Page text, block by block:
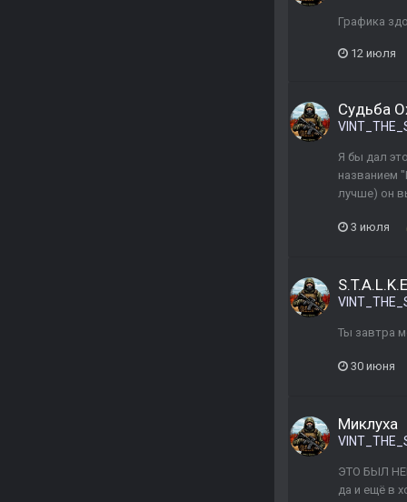
Графика
12 июля
Судьба
Я бы дал
названием
лучше) он
3 июля
Ты завтра
30 июня
Миклуха
ЭТО БЫЛ
да и ещё в